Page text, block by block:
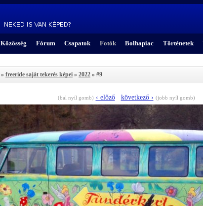
Közösség Fórum Csapatok Fotók Bolhapiac Történetek
» freeride saját tekerés képei » 2022 » #9
(bal nyíl gomb) ‹ előző következő › (jobb nyíl gomb)